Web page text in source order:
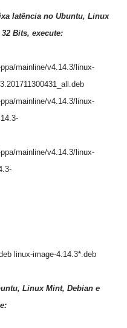
latência no Ubuntu, Linux
Bits, execute:
mainline/v4.14.3/linux-
mainline/v4.14.3/linux-
mainline/v4.14.3/linux-
linux-image-4.14.3*.deb
Linux Mint, Debian e